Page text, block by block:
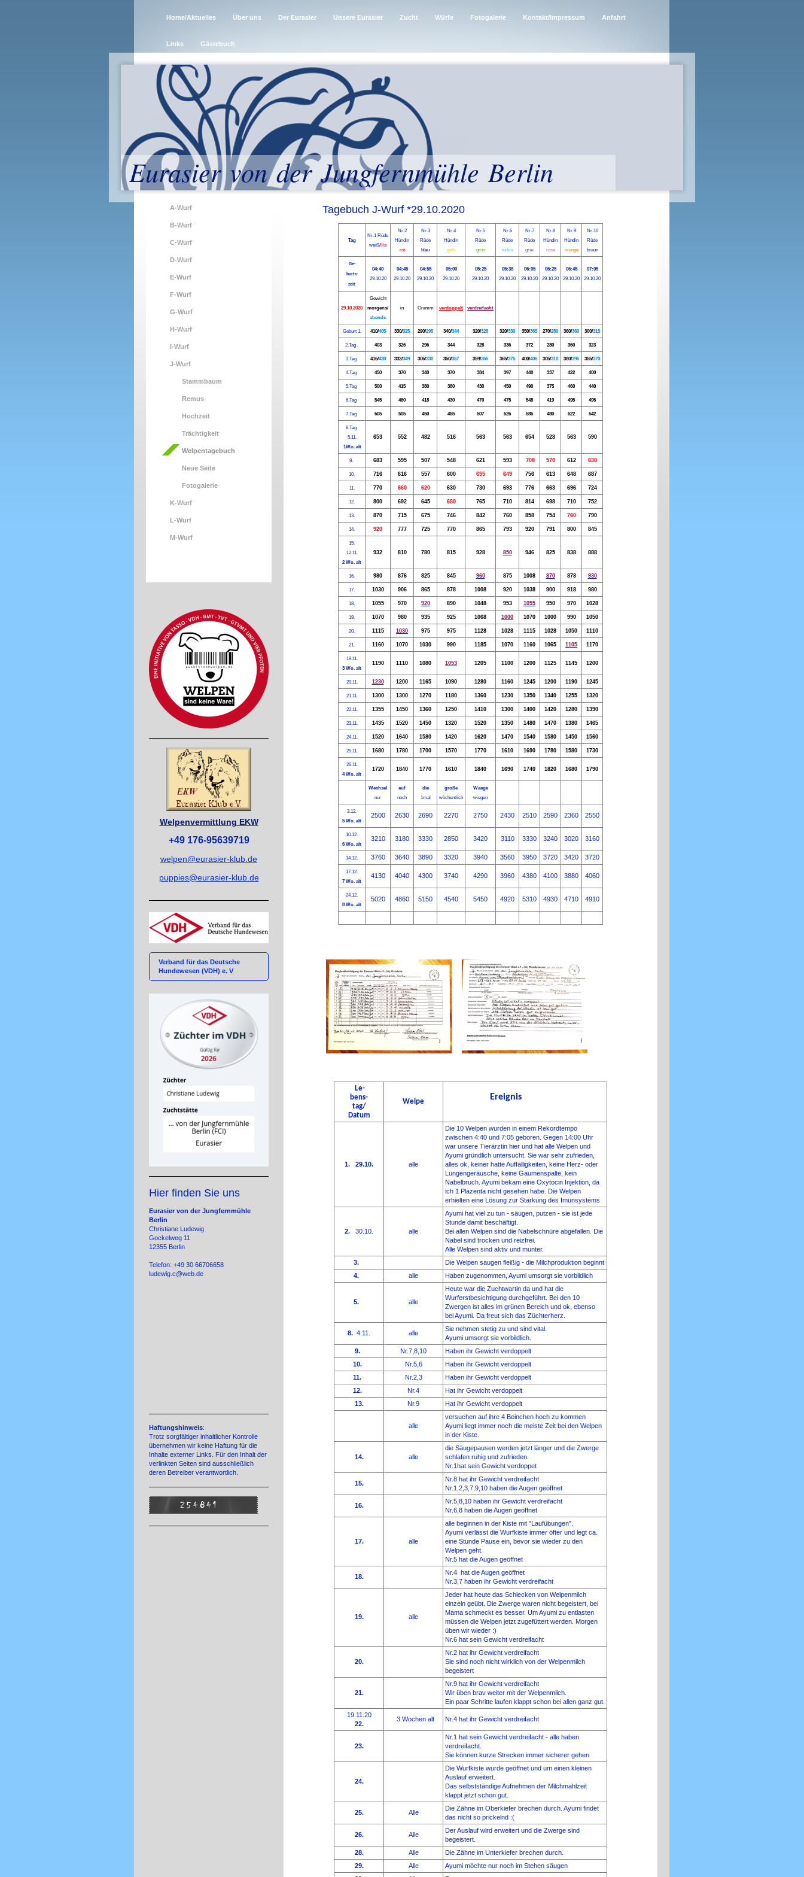
Home/Aktuelles Über uns Der Eurasier Unsere Eurasier Zucht Würfe Fotogalerie Kontakt/Impressum Anfahrt
Links Gästebuch
Eurasier von der Jungfernmühle Berlin
A-Wurf
B-Wurf
C-Wurf
D-Wurf
E-Wurf
F-Wurf
G-Wurf
H-Wurf
I-Wurf
J-Wurf
Stammbaum
Remus
Hochzeit
Trächtigkeit
Welpentagebuch
Neue Seite
Fotogalerie
K-Wurf
L-Wurf
M-Wurf
Welpenvermittlung EKW
+49 176-95639719
welpen@eurasier-klub.de
puppies@eurasier-klub.de
Verband für das Deutsche
Hundewesen (VDH) e. V
Hier finden Sie uns
Eurasier von der Jungfernmühle
Berlin
Christiane Ludewig
Gockelweg 11
12355 Berlin
Telefon: +49 30 66706658
ludewig.c@web.de
Haftungshinweis:
Trotz sorgfältiger inhaltlicher Kontrolle
übernehmen wir keine Haftung für die
Inhalte externer Links. Für den Inhalt der
verlinkten Seiten sind ausschließlich
deren Betreiber verantwortlich.
Tagebuch J-Wurf *29.10.2020
Tag
Nr.1 Rüde
weiß/ lila
Nr.2
Hündin
rot
Nr.3
Rüde
blau
Nr.4
Hündin
gelb
Nr.5
Rüde
grün
Nr.6
Rüde
türkis
Nr.7
Rüde
grau
Nr.8
Hündin
rosa
Nr.9
Hündin
orange
Nr.10
Rüde
braun
Ge-
burts-
zeit
04:40
29.10.20
04:45
29.10.20
04:55
29.10.20
05:00
29.10.20
05:25
29.10.20
05:38
29.10.20
06:05
29.10.20
06:25
29.10.20
06:45
29.10.20
07:05
29.10.20
29.10.2020
Gewicht
morgens/
abends
in Gramm verdoppelt verdreifacht
Geburt 1. 410/405 330/325 290/295 340/344 320/328 320/330 350/365 270/280 360/360 300/315
2.Tag . 403 326 296 344 328 336 372 280 360 323
3.​Tag 416/430 332/349 306/330 350/357 359/355 365/375 400/406 305/310 380/395 355/370
4.​Tag 450 370 340 370 384 397 440 337 422 400
5.​Tag 500 415 380 380 430 450 490 375 460 440
6.​Tag 545 460 418 430 470 475 548 419 495 495
7.​Tag 605 505 450 455 507 526 585 480 522 542
8.​Tag
5.11.
1Wo. alt
653 552 482 516 563 563 654 528 563 590
9. 683 595 507 548 621 593 708 570 612 630
10. 716 616 557 600 655 649 756 613 648 687
11. 770 660 620 630 730 693 776 663 696 724
12. 800 692 645 680 765 710 814 698 710 752
13. 870 715 675 746 842 760 858 754 760 790
14. 920 777 725 770 865 793 920 791 800 845
15.
12.11.
2 Wo. alt
932 810 780 815 928 850 946 825 838 888
16. 980 876 825 845 960 875 1008 870 878 930
17. 1030 906 865 878 1008 920 1038 900 918 980
18. 1055 970 920 890 1048 953 1055 950 970 1028
19. 1070 980 935 925 1068 1000 1070 1000 990 1050
20. 1115 1030 975 975 1128 1028 1115 1028 1050 1110
21. 1160 1070 1030 990 1185 1070 1160 1065 1105 1170
19.11.
3 Wo. alt
1190 1110 1080 1053 1205 1100 1200 1125 1145 1200
20.11. 1230 1200 1165 1090 1280 1160 1245 1200 1190 1245
21.11. 1300 1300 1270 1180 1360 1230 1350 1340 1255 1320
22.11. 1355 1450 1360 1250 1410 1300 1400 1420 1280 1390
23.11. 1435 1520 1450 1320 1520 1350 1480 1470 1380 1465
24.11. 1520 1640 1580 1420 1620 1470 1540 1580 1450 1560
25.11. 1680 1780 1700 1570 1770 1610 1690 1780 1580 1730
26.11.
4 Wo. alt
1720 1840 1770 1610 1840 1690 1740 1820 1680 1790
Wechsel
nur
auf
noch
die
1mal
große
wöchentlich
Waage
wiegen
3.12.
5 Wo. alt
2500 2630 2690 2270 2750 2430 2510 2590 2360 2550
10.12.
6 Wo. alt
3210 3180 3330 2850 3420 3110 3330 3240 3020 3160
14.12. 3760 3640 3890 3320 3940 3560 3950 3720 3420 3720
17.12.
7 Wo. alt
4130 4040 4300 3740 4290 3960 4380 4100 3880 4060
24.12.
8 Wo. alt
5020 4860 5150 4540 5450 4920 5310 4930 4710 4910
Le-
bens-
tag/
Datum
Welpe Ereignis
1. 29.10. alle
Die 10 Welpen wurden in einem Rekordtempo
zwischen 4:40 und 7:05 geboren. Gegen 14:00 Uhr
war unsere Tierärztin hier und hat alle Welpen und
Ayumi gründlich untersucht. Sie war sehr zufrieden,
alles ok, keiner hatte Auffälligkeiten, keine Herz- oder
Lungengeräusche, keine Gaumenspalte, kein
Nabelbruch. Ayumi bekam eine Oxytocin Injektion, da
ich 1 Plazenta nicht gesehen habe. Die Welpen
erhielten eine Lösung zur Stärkung des Imunsystems
2. 30.10. alle
Ayumi hat viel zu tun - säugen, putzen - sie ist jede
Stunde damit beschäftigt.
Bei allen Welpen sind die Nabelschnüre abgefallen. Die
Nabel sind trocken und reizfrei.
Alle Welpen sind aktiv und munter.
3.
Die Welpen saugen fleißig - die Milchproduktion beginnt
4.
alle Haben zugenommen, Ayumi umsorgt sie vorbildlich
5. alle
Heute war die Zuchtwartin da und hat die
Wurferstbesichtigung durchgeführt. Bei den 10
Zwergen ist alles im grünen Bereich und ok, ebenso
bei Ayumi. Da freut sich das Züchterherz.
8. 4.11. alle
Sie nehmen stetig zu und sind vital.
Ayumi umsorgt sie vorbildlich.
9.
Nr.7,8,10
Haben ihr Gewicht verdoppelt
10.
Nr.5,6
Haben ihr Gewicht verdoppelt
11.
Nr.2,3
Haben ihr Gewicht verdoppelt
12.
Nr.4
Hat ihr Gewicht verdoppelt
13.
Nr.9 Hat ihr Gewicht verdoppelt
alle
versuchen auf ihre 4 Beinchen hoch zu kommen
Ayumi liegt immer noch die meiste Zeit bei den Welpen
in der Kiste.
14. alle
die Säugepausen werden jetzt länger und die Zwerge
schlafen ruhig und zufrieden.
Nr.1hat sein Gewicht verdoppet
15.
Nr.8 hat ihr Gewicht verdreifacht
Nr.1,2,3,7,9,10 haben die Augen geöffnet
16.
Nr.5,8,10 haben ihr Gewicht verdreifacht
Nr.6,8 haben die Augen geöffnet
17. alle
alle beginnen in der Kiste mit "Laufübungen".
Ayumi verlässt die Wurfkiste immer öfter und legt ca.
eine Stunde Pause ein, bevor sie wieder zu den
Welpen geht.
Nr.5 hat die Augen geöffnet
18.
Nr.4 hat die Augen geöffnet
Nr.3,7 haben ihr Gewicht verdreifacht
19. alle
Jeder hat heute das Schlecken von Welpenmilch
einzeln geübt. Die Zwerge waren nicht begeistert, bei
Mama schmeckt es besser. Um Ayumi zu entlasten
müssen die Welpen jetzt zugefüttert werden. Morgen
üben wir wieder :)
Nr.6 hat sein Gewicht verdreifacht
20.
Nr.2 hat ihr Gewicht verdreifacht
Sie sind noch nicht wirklich von der Welpenmilch
begeistert
21.
Nr.9 hat ihr Gewicht verdreifacht
Wir üben brav weiter mit der Welpenmilch.
Ein paar Schritte laufen klappt schon bei allen ganz gut.
19.11.20
22.
3 Wochen alt Nr.4 hat ihr Gewicht verdreifacht
23.
Nr.1 hat sein Gewicht verdreifacht - alle haben
verdreifacht.
Sie können kurze Strecken immer sicherer gehen
24.
Die Wurfkiste wurde geöffnet und um einen kleinen
Auslauf erweitert.
Das selbstständige Aufnehmen der Milchmahlzeit
klappt jetzt schon gut.
25. Alle
Die Zähne im Oberkiefer brechen durch. Ayumi findet
das nicht so prickelnd :(
26. Alle
Der Auslauf wird erweitert und die Zwerge sind
begeistert.
28.
Alle
Die Zähne im Unterkiefer brechen durch.
29.
Alle
Ayumi möchte nur noch im Stehen säugen